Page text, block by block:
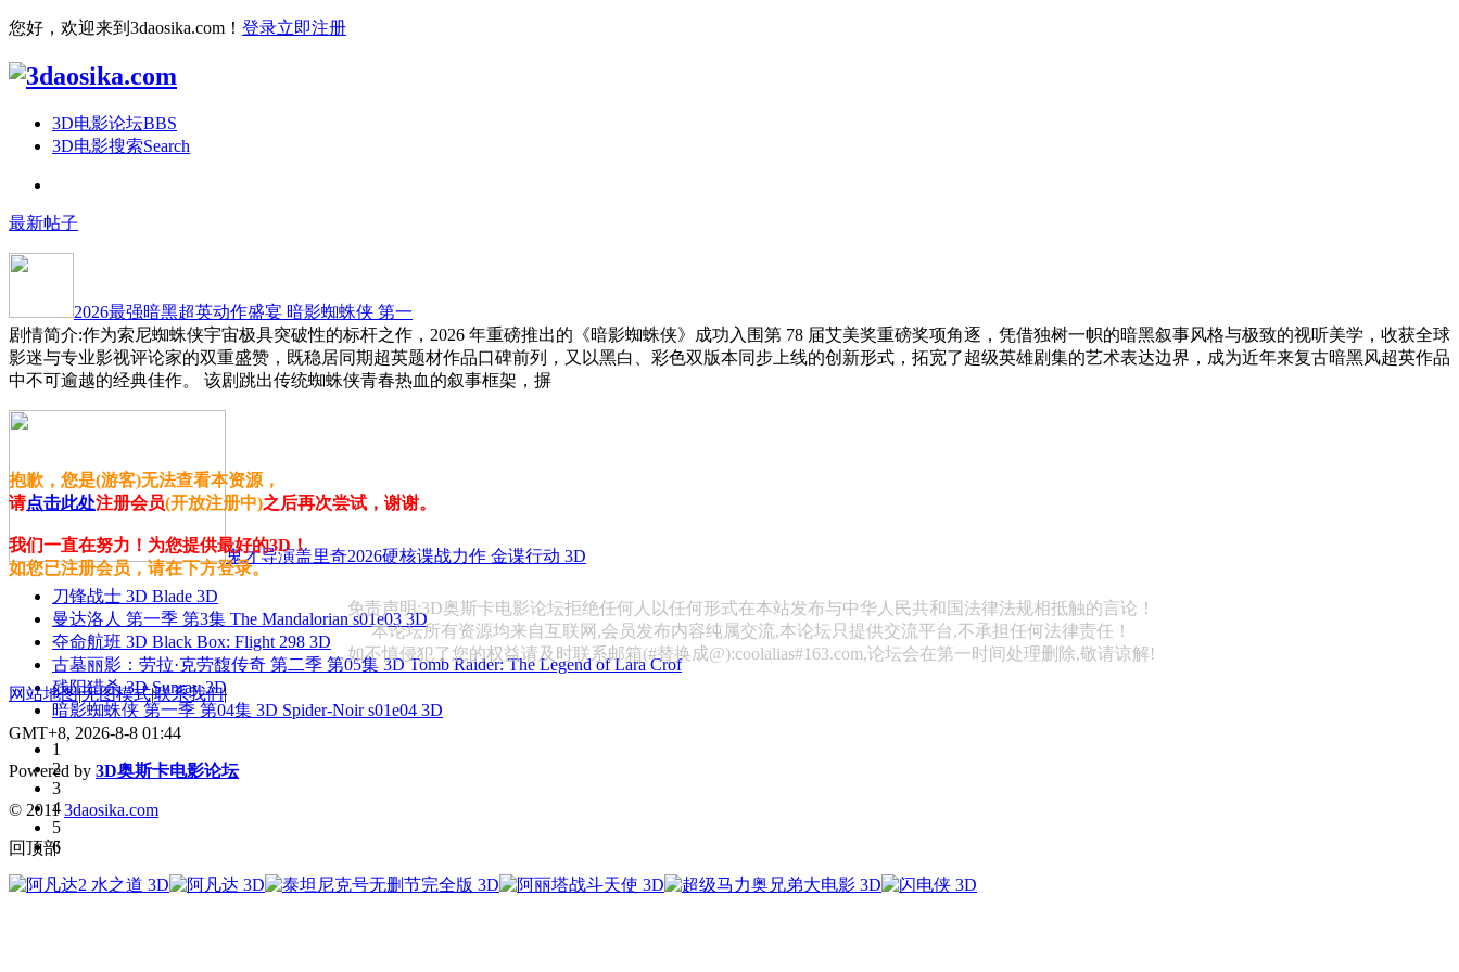
您好，欢迎来到3daosika.com！ 登录立即注册
3D电影论坛BBS
3D电影搜索Search
最新帖子
2026最强暗黑超英动作盛宴 暗影蜘蛛侠 第一
剧情简介:作为索尼蜘蛛侠宇宙极具突破性的标杆之作，2026 年重磅推出的《暗影蜘蛛侠》成功入围第 78 届艾美奖重磅奖项角逐，凭借独树一帜的暗黑叙事风格与极致的视听美学，收获全球
影迷与专业影视评论家的双重盛赞，既稳居同期超英题材作品口碑前列，又以黑白、彩色双版本同步上线的创新形式，拓宽了超级英雄剧集的艺术表达边界，成为近年来复古暗黑风超英作品
中不可逾越的经典佳作。 该剧跳出传统蜘蛛侠青春热血的叙事框架，摒
鬼才导演盖里奇2026硬核谍战力作 金谍行动 3D
刀锋战士 3D Blade 3D
曼达洛人 第一季 第3集 The Mandalorian s01e03 3D
夺命航班 3D Black Box: Flight 298 3D
古墓丽影：劳拉·克劳馥传奇 第二季 第05集 3D Tomb Raider: The Legend of Lara Crof
残阳猎杀 3D Sunray 3D
暗影蜘蛛侠 第一季 第04集 3D Spider-Noir s01e04 3D
1
2
3
4
5
6
抱歉，您是(游客)无法查看本资源，
请点击此处注册会员(开放注册中)之后再次尝试，谢谢。
我们一直在努力！为您提供最好的3D！
如您已注册会员，请在下方登录。
免责声明:3D奥斯卡电影论坛拒绝任何人以任何形式在本站发布与中华人民共和国法律法规相抵触的言论！
本论坛所有资源均来自互联网,会员发布内容纯属交流,本论坛只提供交流平台,不承担任何法律责任！
如不慎侵犯了您的权益请及时联系邮箱(#替换成@):coolalias#163.com,论坛会在第一时间处理删除,敬请谅解!
网站地图|无图模式|联系我们|
GMT+8, 2026-8-8 01:44
Powered by 3D奥斯卡电影论坛
© 20113daosika.com
回顶部